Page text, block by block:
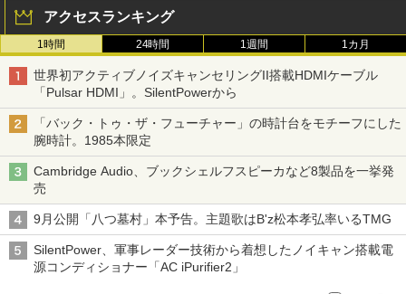
アクセスランキング
1時間 24時間 1週間 1カ月
世界初アクティブノイズキャンセリングII搭載HDMIケーブル
「Pulsar HDMI」。SilentPowerから
「バック・トゥ・ザ・フューチャー」の時計台をモチーフにした
腕時計。1985本限定
Cambridge Audio、ブックシェルフスピーカなど8製品を一挙発
売
9月公開「八つ墓村」本予告。主題歌はB'z松本孝弘率いるTMG
SilentPower、軍事レーダー技術から着想したノイキャン搭載電
源コンディショナー「AC iPurifier2」